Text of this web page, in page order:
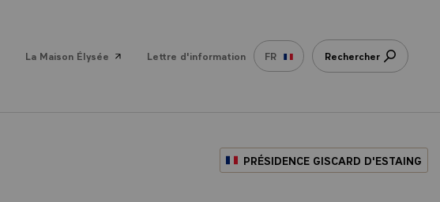
La Maison Élysée Lettre d'information FR Rechercher
PRÉSIDENCE GISCARD D'ESTAING